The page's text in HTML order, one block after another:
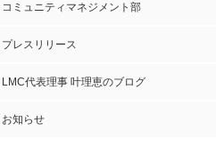
コミュニティマネジメント部
プレスリリース
LMC代表理事 叶理恵のブログ
お知らせ